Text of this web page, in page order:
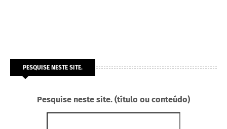
PESQUISE NESTE SITE.
Pesquise neste site. (título ou conteúdo)